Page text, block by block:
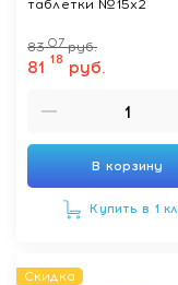
таблетки №15х2
83 07 руб.
81 18 руб.
В корзину
Купить в 1
Скидка